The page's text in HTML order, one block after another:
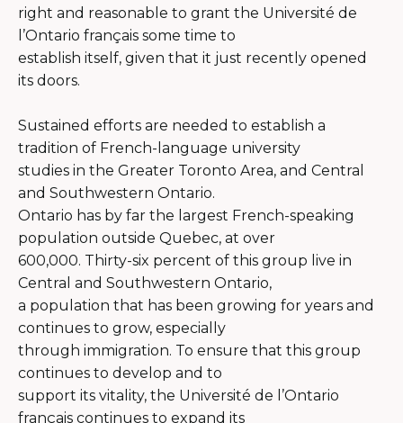
right and reasonable to grant the Université de
l’Ontario français some time to
establish itself, given that it just recently opened
its doors.
Sustained efforts are needed to establish a
tradition of French-language university
studies in the Greater Toronto Area, and Central
and Southwestern Ontario.
Ontario has by far the largest French-speaking
population outside Quebec, at over
600,000. Thirty-six percent of this group live in
Central and Southwestern Ontario,
a population that has been growing for years and
continues to grow, especially
through immigration. To ensure that this group
continues to develop and to
support its vitality, the Université de l’Ontario
français continues to expand its